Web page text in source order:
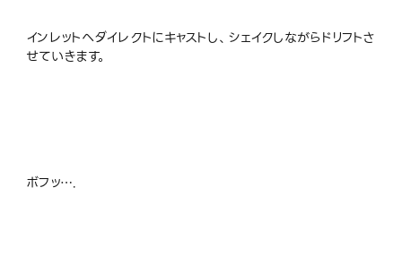
インレットへダイレクトにキャストし、シェイクしながらドリフトさ
せていきます。
ボフッ….